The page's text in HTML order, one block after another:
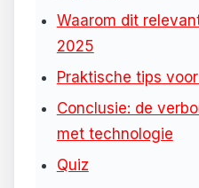
Waarom dit
2025
Praktische tips
Conclusie: de
met technologie
Quiz